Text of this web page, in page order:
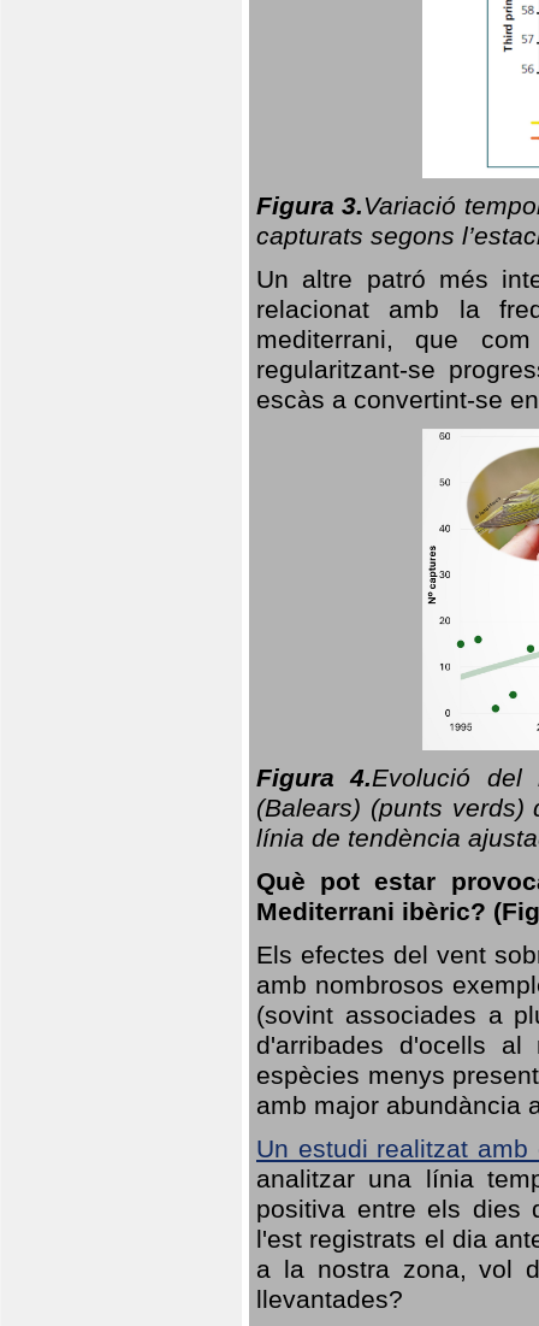
Figura 3.Variació
capturats segons
Un altre patró més
relacionat amb la
mediterrani, que
regularitzant-se
escàs a convertint-se
Figura 4.Evolució del
(Balears) (punts
línia de tendència
Què pot estar
Mediterrani ibèric?
Els efectes del vent
amb nombrosos
(sovint associades a
d'arribades d'ocells
espècies menys
amb major abundància
Un estudi realitzat amb
analitzar una línia
positiva entre els dies
l'est registrats el dia
a la nostra zona, vol
llevantades?